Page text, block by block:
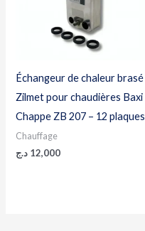
Échangeur de chaleur brasé
Zilmet pour chaudières Baxi
Chappe ZB 207 – 12 plaques
Chauffage
12,000 د.ج